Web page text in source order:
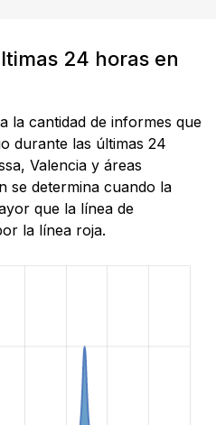
24 horas en
la cantidad de informes que
durante las últimas 24
Valencia y áreas
se determina cuando la
que la línea de
la línea roja.